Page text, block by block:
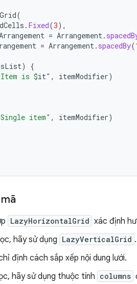
(
. Fixed(3),
= Arrangement.
= Arrangement. spacedBy(
)
{
is $it" , itemModifier)
item" , itemModifier)
LazyHorizontalGrid xác định
hãy sử dụng LazyVerticalGrid .
định cách sắp xếp nội dung lưới.
hãy sử dụng thuộc tính columns